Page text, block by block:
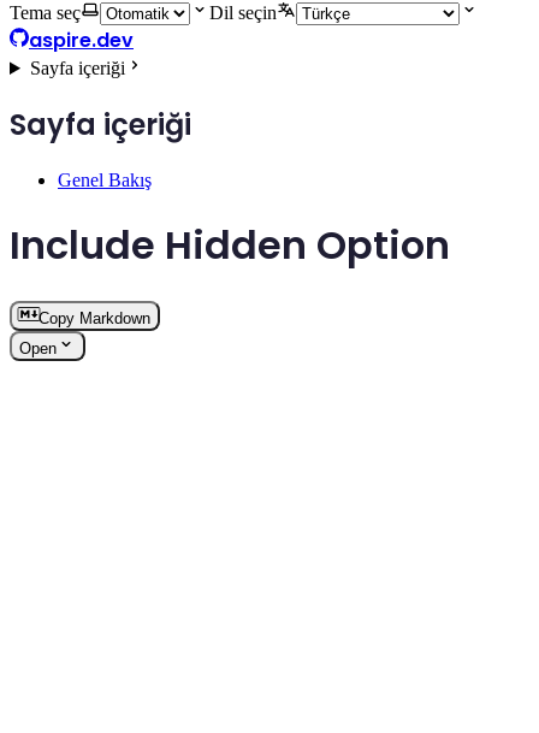
Tema seç
Dil seçin
aspire.dev
Sayfa içeriği
Sayfa içeriği
Genel Bakış
Include Hidden Option
Copy Markdown
Open